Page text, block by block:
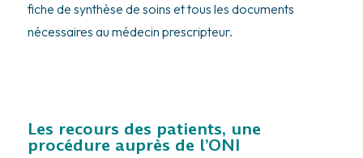
fiche de synthèse de soins et tous les documents
nécessaires au médecin prescripteur.
Les recours des patients, une
procédure auprès de l’ONI